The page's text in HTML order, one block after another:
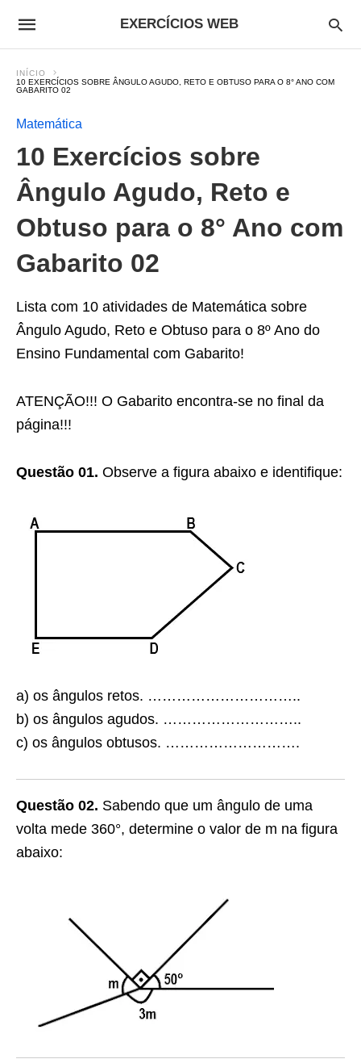
EXERCÍCIOS WEB
INÍCIO
10 EXERCÍCIOS SOBRE ÂNGULO AGUDO, RETO E OBTUSO PARA O 8° ANO COM
GABARITO 02
Matemática
10 Exercícios sobre
Ângulo Agudo, Reto e
Obtuso para o 8° Ano com
Gabarito 02
Lista com 10 atividades de Matemática sobre
Ângulo Agudo, Reto e Obtuso para o 8º Ano do
Ensino Fundamental com Gabarito!
ATENÇÃO!!! O Gabarito encontra-se no final da
página!!!
Questão 01. Observe a figura abaixo e identifique:
a) os ângulos retos. …………………………..
b) os ângulos agudos. ………………………..
c) os ângulos obtusos. ……………………….
Questão 02. Sabendo que um ângulo de uma
volta mede 360°, determine o valor de m na figura
abaixo: